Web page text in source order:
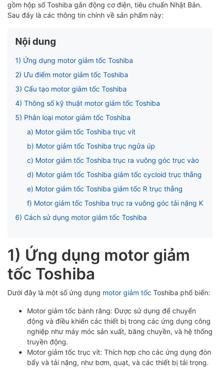
gồm hộp số Toshiba gắn động cơ điện, tiêu chuẩn Nhật Bản.
Sau đây là các thông tin chính về sản phẩm này:
Nội dung
1) Ứng dụng motor giảm tốc Toshiba
2) Ưu điểm motor giảm tốc Toshiba
3) Cấu tạo motor giảm tốc Toshiba
4) Thông số kỹ thuật motor giảm tốc Toshiba
5) Phân loại motor giảm tốc Toshiba
a) Motor giảm tốc Toshiba trục vít
b) Motor giảm tốc Toshiba trục ngửa úp
c) Motor giảm tốc Toshiba trục ra vuông góc trục vào
d) Motor giảm tốc Toshiba giảm tốc cycloid trục thẳng
e) Motor giảm tốc Toshiba giảm tốc R trục thẳng
f) Motor giảm tốc Toshiba trục ra vuông góc tải nặng K
6) Cách sử dụng motor giảm tốc Toshiba
1) Ứng dụng motor giảm
tốc Toshiba
Dưới đây là một số ứng dụng motor giảm tốc Toshiba phổ biến:
Motor giảm tốc bánh răng: Được sử dụng để chuyển
động và điều khiển các thiết bị trong các ứng dụng công
nghiệp như máy móc sản xuất, băng chuyền, và hệ thống
truyền động.
Motor giảm tốc trục vít: Thích hợp cho các ứng dụng đòn
bẩy và tải nặng, như bơm, quạt, và các thiết bị tải trọng.